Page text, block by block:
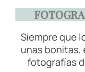
Siempre que
unas
fotografías